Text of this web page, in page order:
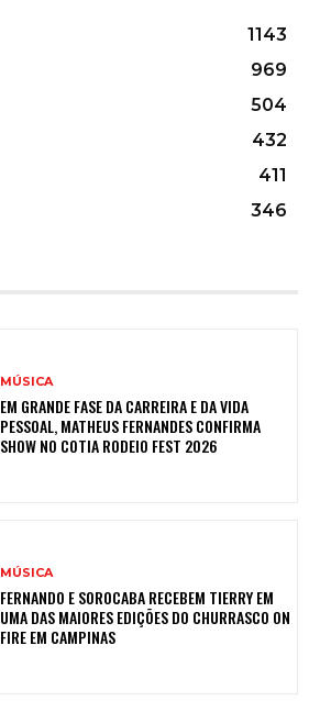
1143
969
504
432
411
346
MÚSICA
EM GRANDE FASE DA CARREIRA E DA VIDA
PESSOAL, MATHEUS FERNANDES CONFIRMA
SHOW NO COTIA RODEIO FEST 2026
MÚSICA
FERNANDO E SOROCABA RECEBEM TIERRY EM
UMA DAS MAIORES EDIÇÕES DO CHURRASCO ON
FIRE EM CAMPINAS